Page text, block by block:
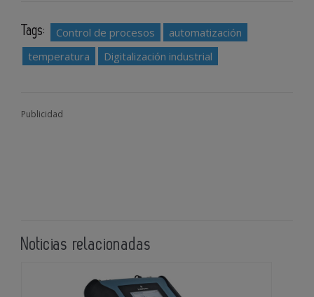
Tags: Control de procesos
automatización
temperatura
Digitalización industrial
Publicidad
Noticias relacionadas